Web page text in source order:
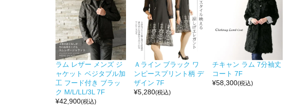
ラム レザー メンズ ジ
ャケット ベジタブル加
工 フード付き ブラッ
ク M/L/LL/3L 7F
¥42,900(税込)
Ａライン ブラック ワ
ンピースプリント柄 デ
ザイン 7F
¥5,280(税込)
チキャン ラム 7分袖丈
コート 7F
¥58,300(税込)